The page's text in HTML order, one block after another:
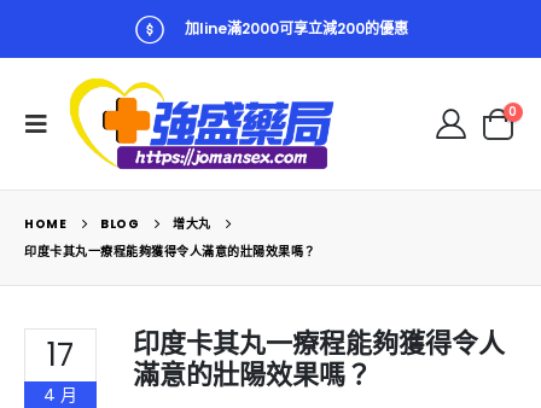
加line滿2000可享立減200的優惠
0
HOME BLOG
增大丸
印度卡其丸一療程能夠獲得令人滿意的壯陽效果嗎？
17
4 月
印度卡其丸一療程能夠獲得令人
滿意的壯陽效果嗎？